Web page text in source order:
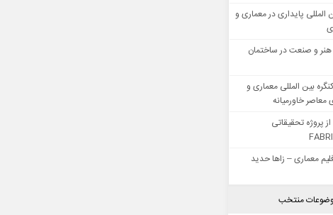
المللی پایداری در معماری و
و صنعت در ساختمان
بین المللی معماری و
معاصر خاورمیانه
پروژه تحقیقاتی
معماری – زاها حدید
منتخب